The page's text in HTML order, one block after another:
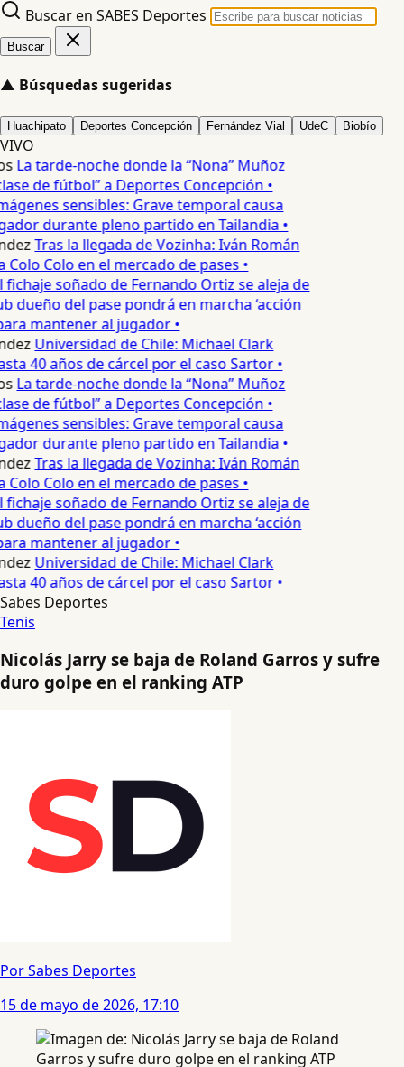
Buscar en SABES Deportes
Buscar
▲ Búsquedas sugeridas
Huachipato Deportes Concepción Fernández Vial UdeC Biobío
VIVO
La tarde-noche donde la “Nona” Muñoz
de fútbol” a Deportes Concepción •
sensibles: Grave temporal causa
durante pleno partido en Tailandia •
Tras la llegada de Vozinha: Iván Román
Colo en el mercado de pases •
fichaje soñado de Fernando Ortiz se aleja de
dueño del pase pondrá en marcha ‘acción
mantener al jugador •
Universidad de Chile: Michael Clark
40 años de cárcel por el caso Sartor •
La tarde-noche donde la “Nona” Muñoz
de fútbol” a Deportes Concepción •
sensibles: Grave temporal causa
durante pleno partido en Tailandia •
Tras la llegada de Vozinha: Iván Román
Colo en el mercado de pases •
fichaje soñado de Fernando Ortiz se aleja de
dueño del pase pondrá en marcha ‘acción
mantener al jugador •
Universidad de Chile: Michael Clark
40 años de cárcel por el caso Sartor •
Sabes Deportes
Tenis
Nicolás Jarry se baja de Roland Garros y sufre
duro golpe en el ranking ATP
Por Sabes Deportes
15 de mayo de 2026, 17:10